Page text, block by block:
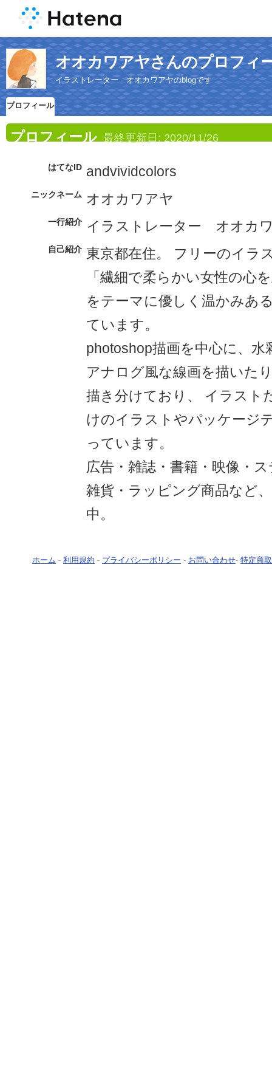
オオカワアヤさんのプロフィ
イラストレーター オオカワアヤのblogです
プロフィール
プロフィール 最終更新日: 2020/11/26
はてなID andvividcolors
ニックネーム オオカワアヤ
一行紹介 イラストレーター オオカ
自己紹介 東京都在住。 フリーのイラ
「繊細で柔らかい女性の心
をテーマに優しく温かみあ
ています。
photoshop描画を中心に、
アナログ風な線画を描いた
描き分けており、 イラスト
けのイラストやパッケージ
っています。
広告・雑誌・書籍・映像・
雑貨・ラッピング商品など
中。
ホーム - 利用規約 - プライバシーポリシー - お問い合わせ- 特定商